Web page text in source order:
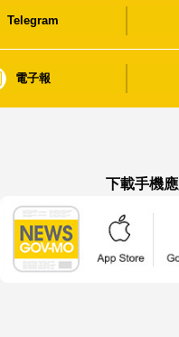
Telegram
電子報
下載手機